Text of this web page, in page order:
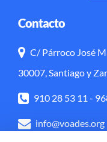
Contacto
C/ Párroco José
30007, Santiago y
910 28 53 11 -
info@voades.org